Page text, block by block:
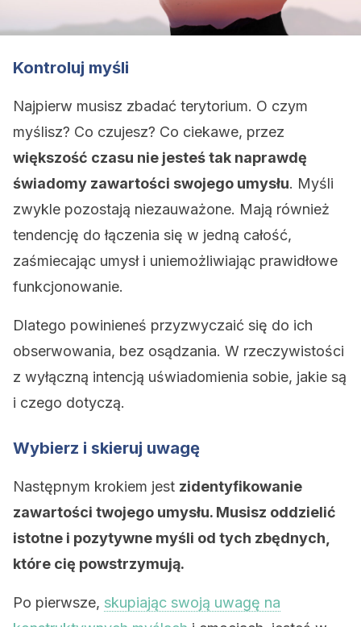
Kontroluj myśli
Najpierw musisz zbadać terytorium. O czym
myślisz? Co czujesz? Co ciekawe, przez
większość czasu nie jesteś tak naprawdę
świadomy zawartości swojego umysłu. Myśli
zwykle pozostają niezauważone. Mają również
tendencję do łączenia się w jedną całość,
zaśmiecając umysł i uniemożliwiając prawidłowe
funkcjonowanie.
Dlatego powinieneś przyzwyczaić się do ich
obserwowania, bez osądzania. W rzeczywistości
z wyłączną intencją uświadomienia sobie, jakie są
i czego dotyczą.
Wybierz i skieruj uwagę
Następnym krokiem jest zidentyfikowanie
zawartości twojego umysłu. Musisz oddzielić
istotne i pozytywne myśli od tych zbędnych
które cię powstrzymują.
Po pierwsze, skupiając swoją uwagę na